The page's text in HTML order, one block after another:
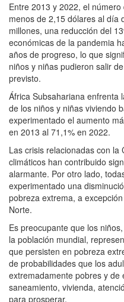
Entre 2013 y 2022, el
menos de 2,15 dólares al día
millones, una reducción del
económicas de la pandemia
años de progreso, lo que
niños y niñas pudieron salir
previsto.
África Subsahariana enfrenta
de los niños y niñas viviendo
experimentado el aumento
en 2013 al 71,1% en 2022.
Las crisis relacionadas con la
climáticos han contribuido
alarmante. Por otro lado,
experimentado una
pobreza extrema, a
Norte.
Es preocupante que los
la población mundial,
que persisten en pobreza
de probabilidades que los
extremadamente pobres y de
saneamiento, vivienda,
para prosperar.